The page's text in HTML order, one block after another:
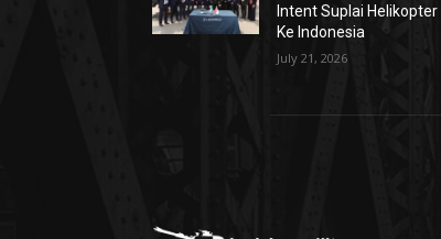
Intent Suplai Helikopter
Ke Indonesia
July 21, 2026